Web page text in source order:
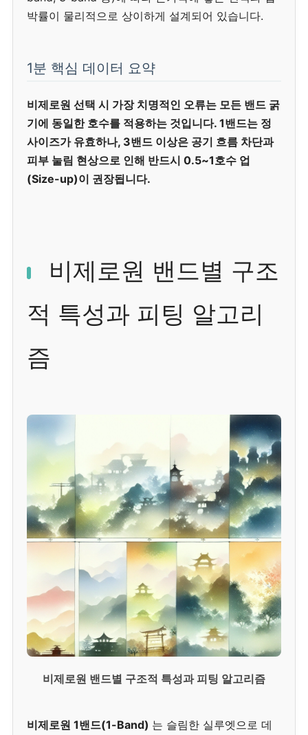
박률이 물리적으로 상이하게 설계되어 있습니다.
1분 핵심 데이터 요약
비제로원 선택 시 가장 치명적인 오류는 모든 밴드 굵
기에 동일한 호수를 적용하는 것입니다. 1밴드는 정
사이즈가 유효하나, 3밴드 이상은 공기 흐름 차단과
피부 눌림 현상으로 인해 반드시 0.5~1호수 업
(Size-up)이 권장됩니다.
비제로원 밴드별 구조
적 특성과 피팅 알고리
즘
비제로원 밴드별 구조적 특성과 피팅 알고리즘
비제로원 1밴드(1-Band) 는 슬림한 실루엣으로 데